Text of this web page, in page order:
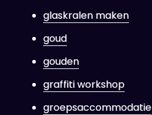
glaskralen maken
goud
gouden
graffiti workshop
groepsaccommodatie